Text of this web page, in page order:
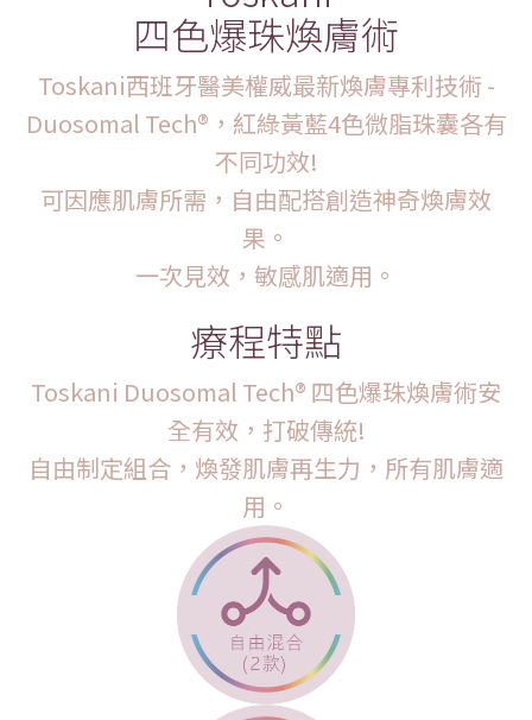
四色爆珠煥膚術
Toskani西班牙醫美權威最新煥膚專利技術 -
Duosomal Tech®，紅綠黃藍4色微脂珠囊各有
不同功效!
可因應肌膚所需，自由配搭創造神奇煥膚效
果。
一次見效，敏感肌適用。
療程特點
Toskani Duosomal Tech® 四色爆珠煥膚術安
全有效，打破傳統!
自由制定組合，煥發肌膚再生力，所有肌膚適
用。